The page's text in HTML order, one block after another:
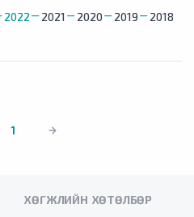
2022 2021 2020 2019
2018
1
ХӨГЖЛИЙН ХӨТӨЛБӨР